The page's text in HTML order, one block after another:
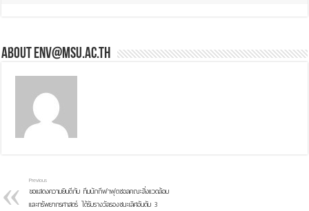
About env@msu.ac.th
Previous
ขอแสดงความยินดีกับ ทีมนักกีฬาฟุตซอลคณะสิ่งแวดล้อม
และทรัพยากรศาสตร์ ได้รับรางวัลรองชนะเลิศอันดับ 3